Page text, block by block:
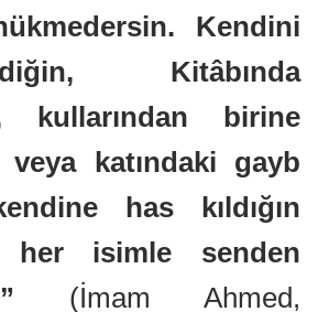
Kendini
Kitâbında
kullarından birine
katındaki gayb
has kıldığın
isimle senden
(İmam Ahmed,